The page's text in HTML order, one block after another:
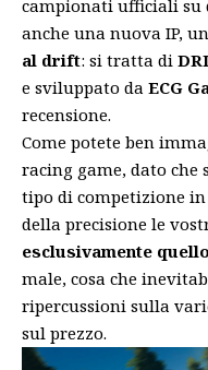
campionati ufficiali su
anche una nuova IP,
al drift: si tratta di
e sviluppato da ECG
recensione.
Come potete ben
racing game, dato che
tipo di competizione
della precisione le
esclusivamente
male, cosa che
ripercussioni sulla
sul prezzo.